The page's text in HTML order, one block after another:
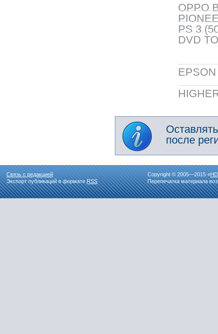
OPPO
PS 3
DVD
после
Связь с редакцией
Экспорт публикаций в форматеRSS
Copyright © 2005—2015 «
Перепечатка материала